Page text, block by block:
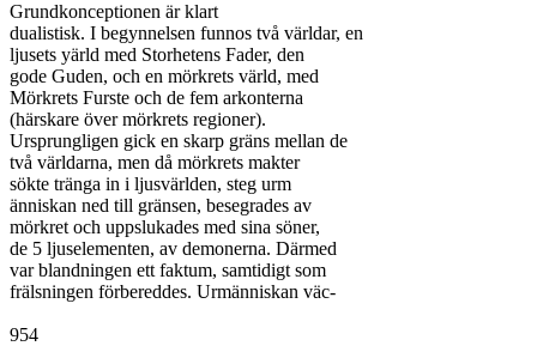
Grundkonceptionen är klart
dualistisk. I begynnelsen funnos två världar, en
ljusets yärld med Storhetens Fader, den
gode Guden, och en mörkrets värld, med
Mörkrets Furste och de fem arkonterna
(härskare över mörkrets regioner).
Ursprungligen gick en skarp gräns mellan de
två världarna, men då mörkrets makter
sökte tränga in i ljusvärlden, steg urm
änniskan ned till gränsen, besegrades av
mörkret och uppslukades med sina söner,
de 5 ljuselementen, av demonerna. Därmed
var blandningen ett faktum, samtidigt som
frälsningen förbereddes. Urmänniskan väc-
954